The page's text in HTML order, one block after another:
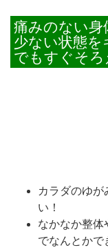
痛みのない身
少ない状態を
でもすぐそろ
カラダのゆが
い！
なかなか整体
でなんとかで